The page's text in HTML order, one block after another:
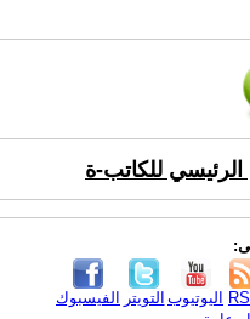
الرئيسي للكاتب-ة
الفيسبوك التويتر اليوتيوب